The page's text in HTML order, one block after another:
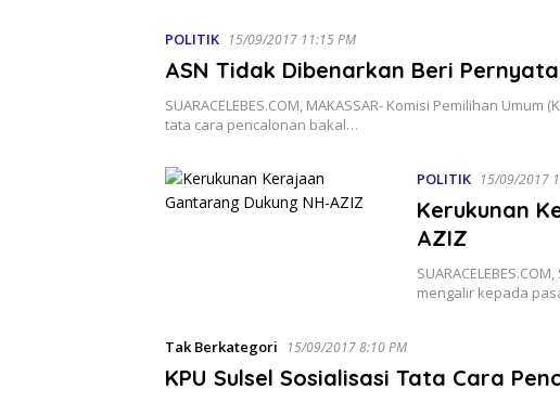
POLITIK 15/09/2017 11:15 PM
ASN Tidak Dibenarkan Beri
SUARACELEBES.COM, MAKASSAR- Komisi Pemilihan
tata cara pencalonan bakal…
POLITIK 15/09/2017
Kerukunan
AZIZ
mengalir kepada
Tak Berkategori 15/09/2017 8:10 PM
KPU Sulsel Sosialisasi Tata Cara